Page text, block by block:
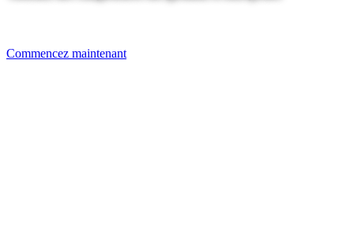
Commencez maintenant